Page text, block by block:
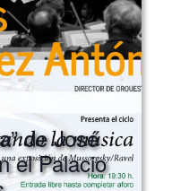
de José